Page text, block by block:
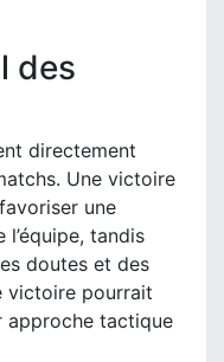
des
directement
Une victoire
une
tandis
doutes et des
victoire pourrait
approche tactique